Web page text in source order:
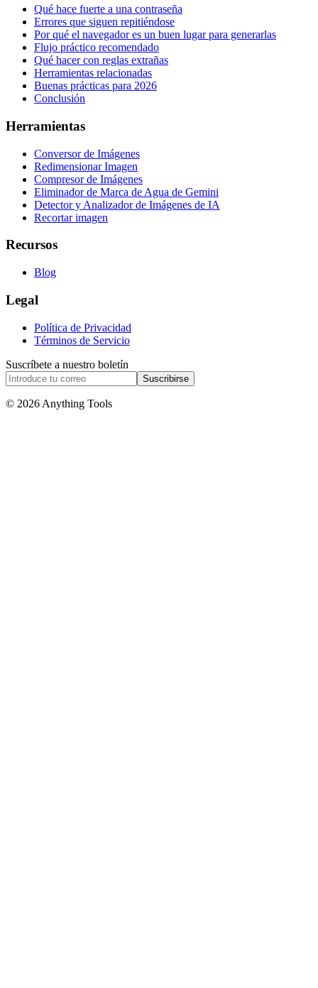
Qué hace fuerte a una contraseña
Errores que siguen repitiéndose
Por qué el navegador es un buen lugar para generarlas
Flujo práctico recomendado
Qué hacer con reglas extrañas
Herramientas relacionadas
Buenas prácticas para 2026
Conclusión
Herramientas
Conversor de Imágenes
Redimensionar Imagen
Compresor de Imágenes
Eliminador de Marca de Agua de Gemini
Detector y Analizador de Imágenes de IA
Recortar imagen
Recursos
Blog
Legal
Política de Privacidad
Términos de Servicio
Suscríbete a nuestro boletín
Suscribirse
© 2026 Anything Tools